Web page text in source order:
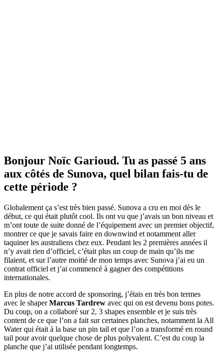
Bonjour Noïc Garioud. Tu as passé 5 ans
aux côtés de Sunova, quel bilan fais-tu de
cette période ?
Globalement ça s’est très bien passé. Sunova a cru en moi dès le
début, ce qui était plutôt cool. Ils ont vu que j’avais un bon niveau et
m’ont toute de suite donné de l’équipement avec un premier objectif,
montrer ce que je savais faire en downwind et notamment aller
taquiner les australiens chez eux. Pendant les 2 premières années il
n’y avait rien d’officiel, c’était plus un coup de main qu’ils me
filaient, et sur l’autre moitié de mon temps avec Sunova j’ai eu un
contrat officiel et j’ai commencé à gagner des compétitions
internationales.
En plus de notre accord de sponsoring, j’étais en très bon termes
avec le shaperMarcus Tardrew avec qui on est devenu bons potes.
Du coup, on a collaboré sur 2, 3 shapes ensemble et je suis très
content de ce que l’on a fait sur certaines planches, notamment la All
Water qui était à la base un pin tail et que l’on a transformé en round
tail pour avoir quelque chose de plus polyvalent. C’est du coup la
planche que j’ai utilisée pendant longtemps.